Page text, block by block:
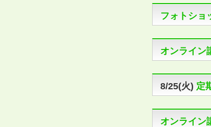
フォトショ
オンライン
8/25(火) 定
オンライン